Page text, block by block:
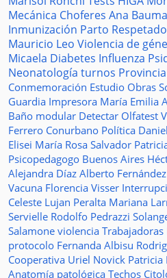
Mecánica Choferes Ana
Inmunización Parto Respetado
Mauricio Leo Violencia de
Micaela Diabetes Influenza
Neonatología turnos Provincia
Conmemoración Estudio Obras
Guardia Impresora María Emilia
Baño modular Detectar Olfatest
Ferrero Conurbano Política
Elisei María Rosa Salvador
Psicopedagogo Buenos Aires
Alejandra Díaz Alberto Fernández
Vacuna Florencia Visser
Celeste Lujan Peralta Mariana
Servielle Rodolfo Pedrazzi
Salamone violencia Trabajadoras
protocolo Fernanda Albisu
Cooperativa Uriel Novick Patricia
Anatomía patológica Techos